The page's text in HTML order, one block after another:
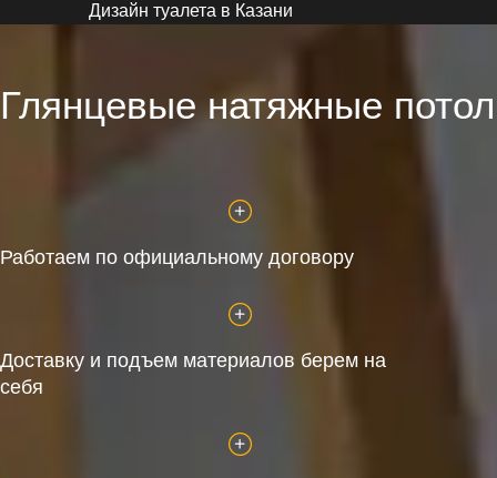
Дизайн туалета в Казани
Глянцевые натяжные
Работаем по официальному договору
Доставку и подъем материалов берем на
себя